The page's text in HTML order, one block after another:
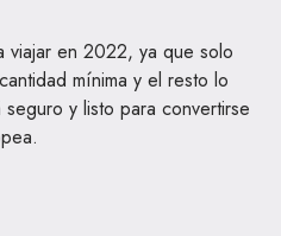
viajar en 2022, ya que solo
mínima y el resto lo
y listo para convertirse